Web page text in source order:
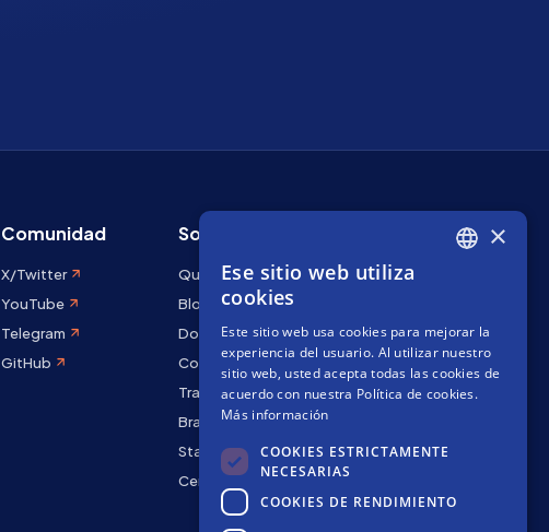
Comunidad
X/Twitter
YouTube
Telegram
GitHub
Sobre Stakely
Quiénes somos
Blog
Docs
Contáctanos
Trabaja con nosotros
Brand kit
Staking Rewards
Centro de seguridad
FRENCH
×
Ese sitio web utiliza
cookies
Este sitio web usa cookies para mejorar la
experiencia del usuario. Al utilizar nuestro
sitio web, usted acepta todas las cookies de
acuerdo con nuestra Política de cookies.
Más información
COOKIES ESTRICTAMENTE
NECESARIAS
COOKIES DE RENDIMIENTO